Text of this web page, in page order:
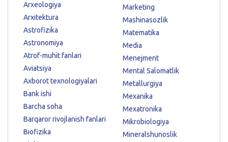
Arxeologiya
Arxitektura
Astrofizika
Astronomiya
Atrof-muhit fanlari
Aviatsiya
Axborot texnologiyalari
Bank ishi
Barcha soha
Barqaror rivojlanish fanlari
Biofizika
Marketing
Mashinasozlik
Matematika
Media
Menejment
Mental Salomatlik
Metallurgiya
Mexanika
Mexatronika
Mikrobiologiya
Mineralshunoslik